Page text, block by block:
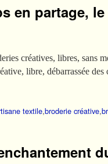
en partage,
créatives, libres, sans
libre, débarrassée
textile,broderie créative,